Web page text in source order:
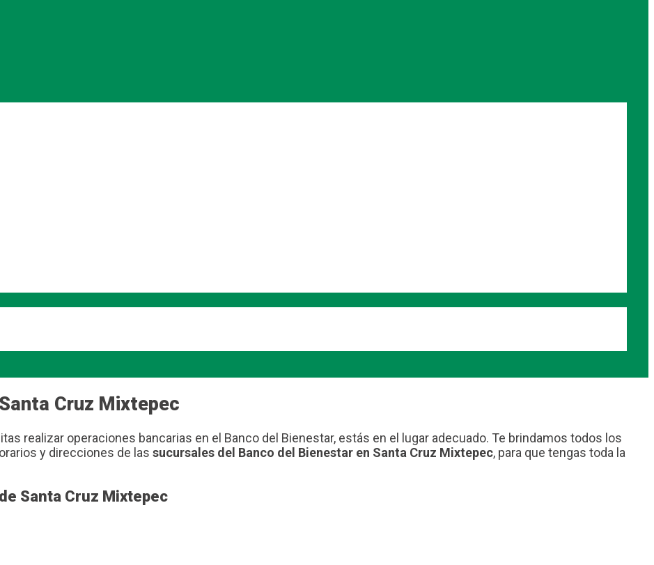
Cruz Mixtepec
realizar operaciones bancarias en el Banco del Bienestar, estás en el lugar adecuado. Te brindamos todos los
y direcciones de las sucursales del Banco del Bienestar en Santa Cruz Mixtepec, para que tengas toda la
Santa Cruz Mixtepec